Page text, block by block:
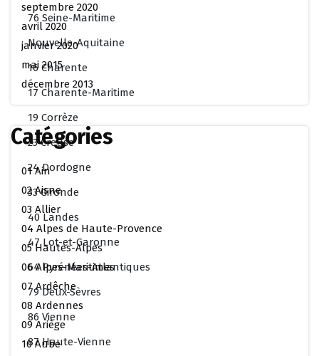
76 Seine-Maritime
Nouvelle-Aquitaine
16 Charente
17 Charente-Maritime
19 Corrèze
23 Creuse
24 Dordogne
33 Gironde
40 Landes
47 Lot-et-Garonne
64 Pyrénées-Atlantiques
79 Deux-Sèvres
86 Vienne
87 Haute-Vienne
septembre 2020
avril 2020
janvier 2020
mai 2015
décembre 2013
Catégories
01 Ain
02 Aisne
03 Allier
04 Alpes de Haute-Provence
05 Hautes-Alpes
06 Alpes-Maritimes
07 Ardêche
08 Ardennes
09 Ariège
10 Aube